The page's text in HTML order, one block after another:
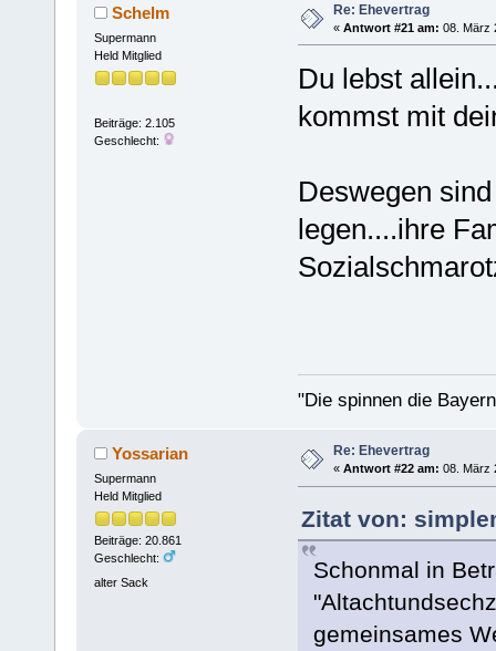
Schelm
Supermann
Held Mitglied
Beiträge: 2.105
Geschlecht:
Re: Ehevertrag
« Antwort #21 am: 08. März
Du lebst
kommst mit
Deswegen
legen....ihre
"Die spinnen die
Yossarian
Supermann
Held Mitglied
Beiträge: 20.861
Geschlecht:
alter Sack
Re: Ehevertrag
« Antwort #22 am: 08. März
Zitat von:
Schonmal in
gemeinsames